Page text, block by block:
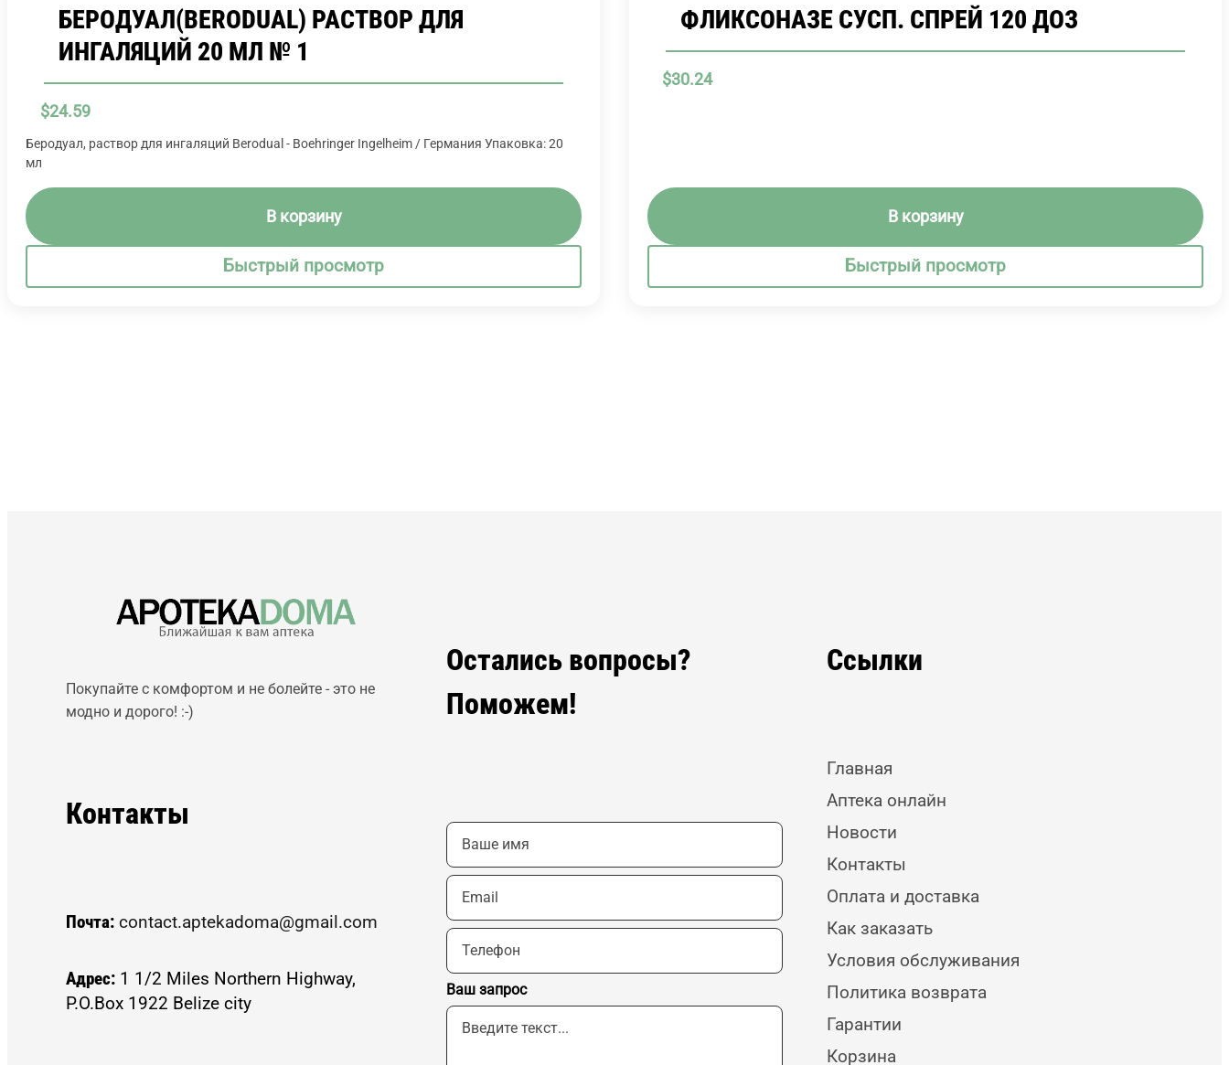
БЕРОДУАЛ(BERODUAL) РАСТВОР ДЛЯ
ИНГАЛЯЦИЙ 20 МЛ № 1
$24.59
Беродуал, раствор для ингаляций Berodual - Boehringer Ingelheim / Германия Упаковка: 20
мл
В корзину
Быстрый просмотр
ФЛИКСОНАЗЕ СУСП. СПРЕЙ 120 ДОЗ
$30.24
В корзину
Быстрый просмотр
Покупайте с комфортом и не болейте - это не
модно и дорого! :-)
Контакты
Почта: contact.aptekadoma@gmail.com
Адрес: 1 1/2 Miles Northern Highway,
P.O.Box 1922 Belize city
Остались вопросы?
Поможем!
Ваш запрос
Ссылки
Главная
Аптека онлайн
Новости
Контакты
Оплата и доставка
Как заказать
Условия обслуживания
Политика возврата
Гарантии
Корзина